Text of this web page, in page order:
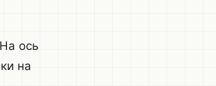
ось
на